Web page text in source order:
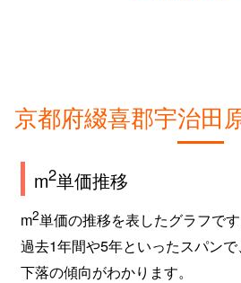
京都府綴喜郡宇治田
m2単価推移
m2単価の推移を表したグラフです
過去1年間や5年といったスパン
下落の傾向がわかります。